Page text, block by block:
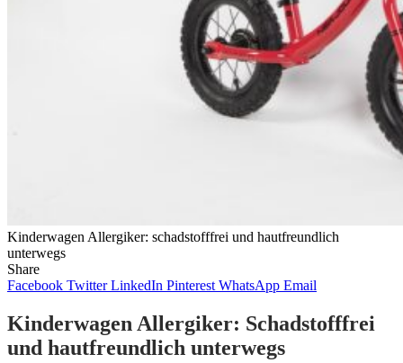
Kinderwagen Allergiker: schadstofffrei und hautfreundlich
unterwegs
Share
Facebook Twitter LinkedIn Pinterest WhatsApp Email
Kinderwagen Allergiker: Schadstofffrei
und hautfreundlich unterwegs